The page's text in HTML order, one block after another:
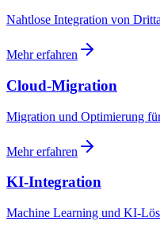
Nahtlose Integration von
Mehr erfahren
Cloud-Migration
Migration und Optimierung
Mehr erfahren
KI-Integration
Machine Learning und KI-